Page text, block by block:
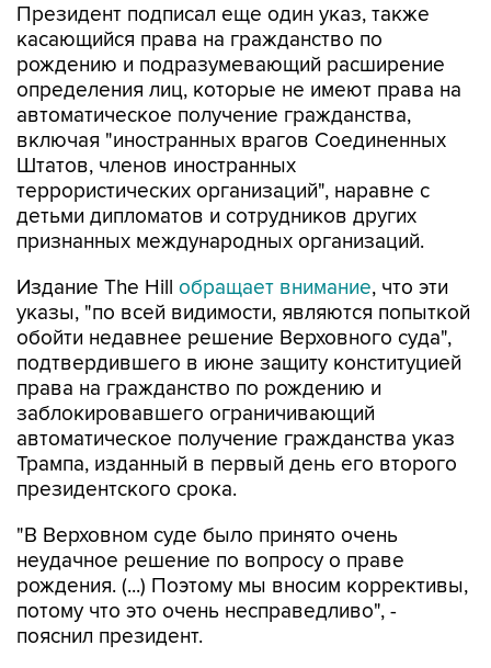
Президент подписал еще один указ, также
касающийся права на гражданство по
рождению и подразумевающий расширение
определения лиц, которые не имеют права на
автоматическое получение гражданства,
включая "иностранных врагов Соединенных
Штатов, членов иностранных
террористических организаций", наравне с
детьми дипломатов и сотрудников других
признанных международных организаций.
Издание The Hill обращает внимание, что эти
указы, "по всей видимости, являются попыткой
обойти недавнее решение Верховного суда",
подтвердившего в июне защиту конституцией
права на гражданство по рождению и
заблокировавшего ограничивающий
автоматическое получение гражданства указ
Трампа, изданный в первый день его второго
президентского срока.
"В Верховном суде было принято очень
неудачное решение по вопросу о праве
рождения. (...) Поэтому мы вносим коррективы,
потому что это очень несправедливо", -
пояснил президент.